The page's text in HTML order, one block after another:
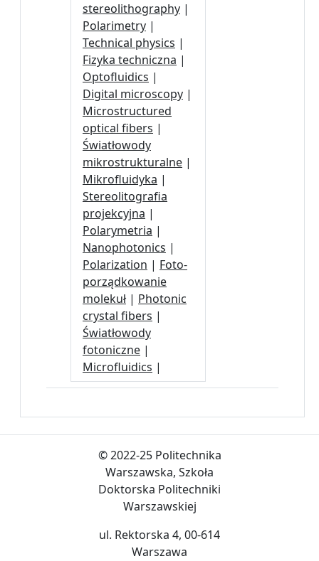
stereolithography |
Polarimetry |
Technical physics |
Fizyka techniczna |
Optofluidics |
Digital microscopy |
Microstructured
optical fibers |
Światłowody
mikrostrukturalne |
Mikrofluidyka |
Stereolitografia
projekcyjna |
Polarymetria |
Nanophotonics |
Polarization | Foto-
porządkowanie
molekuł | Photonic
crystal fibers |
Światłowody
fotoniczne |
Microfluidics |
© 2022-25 Politechnika
Warszawska, Szkoła
Doktorska Politechniki
Warszawskiej
ul. Rektorska 4, 00-614
Warszawa